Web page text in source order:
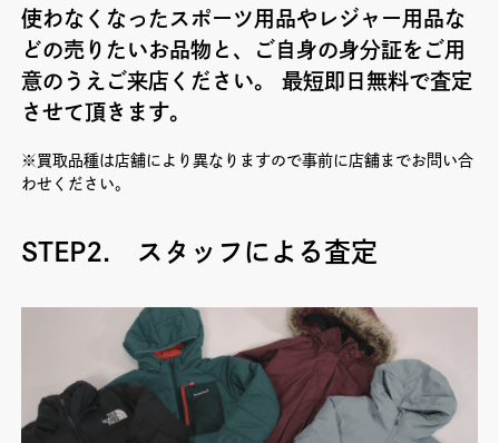
使わなくなったスポーツ用品やレジャー用品な
どの売りたいお品物と、ご自身の身分証をご用
意のうえご来店ください。 最短即日無料で査定
させて頂きます。
※買取品種は店舗により異なりますので事前に店舗までお問い合
わせください。
STEP2. スタッフによる査定